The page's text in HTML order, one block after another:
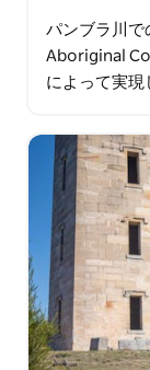
パンブラ川で
Aboriginal
によって実現